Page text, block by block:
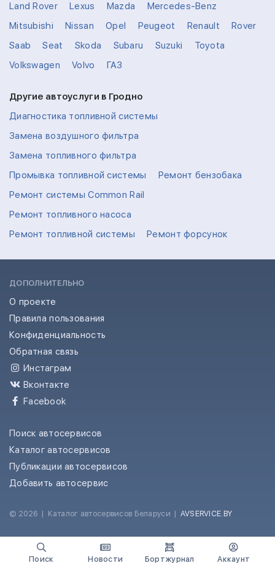
Land Rover
Lexus Mazda
Mercedes-Benz
Mitsubishi
Nissan Opel Peugeot Renault
Rover
Saab
Seat Skoda Subaru Suzuki
Toyota
Volkswagen
Volvo ГАЗ
Другие автоуслуги в Гродно
Диагностика топливной системы
Замена воздушного фильтра
Замена топливного фильтра
Промывка топливной системы
Ремонт бензобака
Ремонт системы Common Rail
Ремонт топливного насоса
Ремонт топливной системы
Ремонт форсунок
ДОПОЛНИТЕЛЬНО
О проекте
Правила пользования
Конфиденциальность
Обратная связь
Инстаграм
Вконтакте
Facebook
Поиск автосервисов
Каталог автосервисов
Публикации автосервисов
Добавить автосервис
© 2026 | Каталог автосервисов Беларуси | AVSERVICE.BY
Поиск Новости Бортжурнал Аккаунт